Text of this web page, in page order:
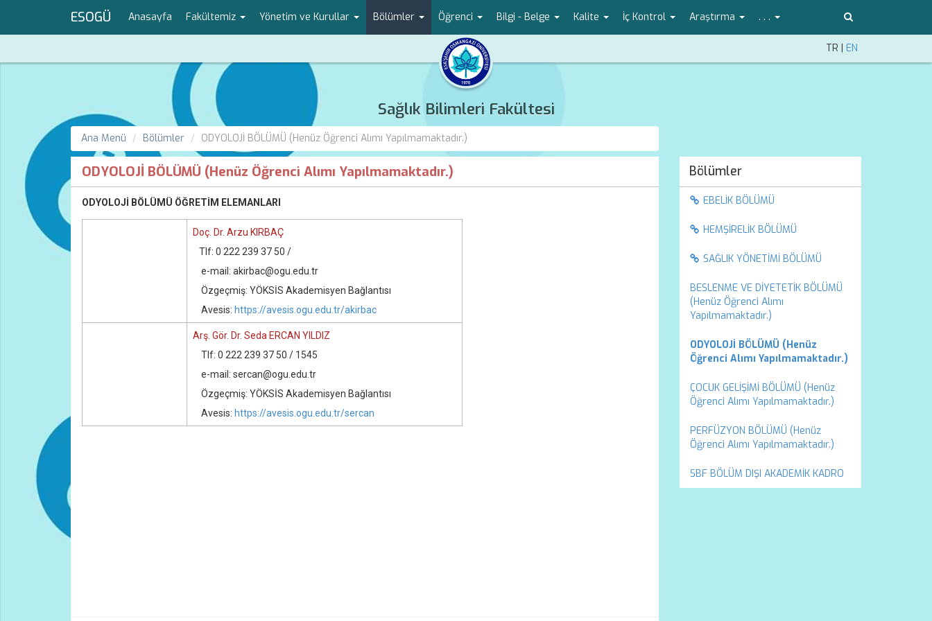
ESOGÜ Anasayfa Fakültemiz Yönetim ve Kurullar Bölümler Öğrenci Bilgi - Belge Kalite İç Kontrol Araştırma . . .
TR | EN
Sağlık Bilimleri Fakültesi
Ana Menü Bölümler ODYOLOJİ BÖLÜMÜ (Henüz Öğrenci Alımı Yapılmamaktadır.)
ODYOLOJİ BÖLÜMÜ (Henüz Öğrenci Alımı Yapılmamaktadır.)
ODYOLOJİ BÖLÜMÜ ÖĞRETİM ELEMANLARI
Doç. Dr. Arzu KIRBAÇ
Tlf: 0 222 239 37 50 /
e-mail: akirbac@ogu.edu.tr
Özgeçmiş: YÖKSİS Akademisyen Bağlantısı
Avesis: https://avesis.ogu.edu.tr/akirbac
Arş. Gör. Dr. Seda ERCAN YILDIZ
Tlf: 0 222 239 37 50 / 1545
e-mail: sercan@ogu.edu.tr
Özgeçmiş: YÖKSİS Akademisyen Bağlantısı
Avesis: https://avesis.ogu.edu.tr/sercan
Bölümler
EBELİK BÖLÜMÜ
HEMŞİRELİK BÖLÜMÜ
SAĞLIK YÖNETİMİ BÖLÜMÜ
BESLENME VE DİYETETİK BÖLÜMÜ
(Henüz Öğrenci Alımı
Yapılmamaktadır.)
ODYOLOJİ BÖLÜMÜ (Henüz
Öğrenci Alımı Yapılmamaktadır.)
ÇOCUK GELİŞİMİ BÖLÜMÜ (Henüz
Öğrenci Alımı Yapılmamaktadır.)
PERFÜZYON BÖLÜMÜ (Henüz
Öğrenci Alımı Yapılmamaktadır.)
SBF BÖLÜM DIŞI AKADEMİK KADRO